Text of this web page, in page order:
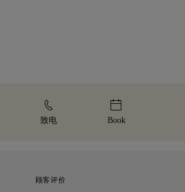
所有邮费都是免费的。我们将通过联邦快递
接送到您家门口。我们会为所有订单投保，以
（Malca-Amit）或布林克斯（Brinks）等专
可在30天内退换商品。详情请参阅我们的
验，77 Diamonds 提供交付后60天内的免费
静候重要时刻。
致电 Book
顾客评价